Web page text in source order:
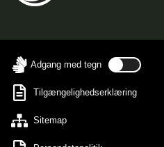
Adgang med tegn
Tilgængelighedserklæring
Sitemap